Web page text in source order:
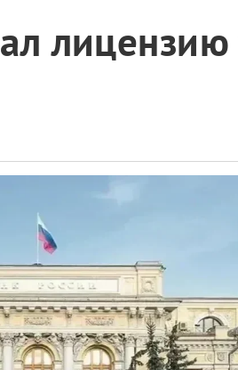
лицензию